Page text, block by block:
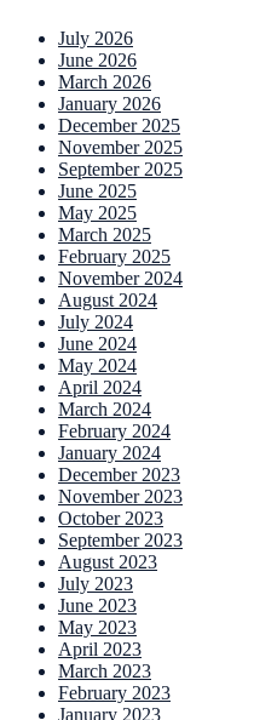
July 2026
June 2026
March 2026
January 2026
December 2025
November 2025
September 2025
June 2025
May 2025
March 2025
February 2025
November 2024
August 2024
July 2024
June 2024
May 2024
April 2024
March 2024
February 2024
January 2024
December 2023
November 2023
October 2023
September 2023
August 2023
July 2023
June 2023
May 2023
April 2023
March 2023
February 2023
January 2023